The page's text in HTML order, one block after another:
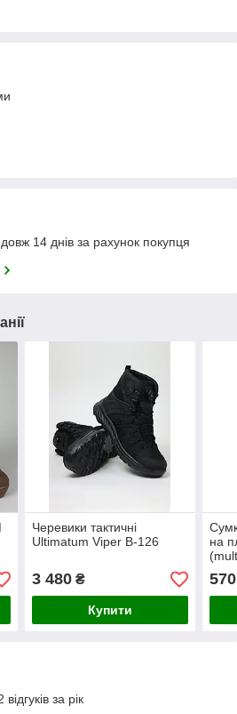
14 днів за рахунок покупця
Черевики тактичні
Ultimatum Viper B-126
3 480₴
Купити
на
570
за рік